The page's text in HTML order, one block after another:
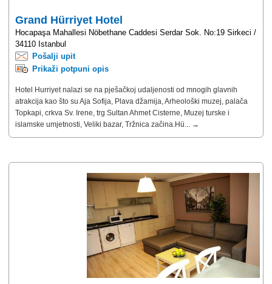
Grand Hürriyet Hotel
Hocapaşa Mahallesi Nöbethane Caddesi Serdar Sok. No:19 Sirkeci /
34110 Istanbul
Pošalji upit
Prikaži potpuni opis
Hotel Hurriyet nalazi se na pješačkoj udaljenosti od mnogih glavnih
atrakcija kao što su Aja Sofija, Plava džamija, Arheološki muzej, palača
Topkapi, crkva Sv. Irene, trg Sultan Ahmet Cisterne, Muzej turske i
islamske umjetnosti, Veliki bazar, Tržnica začina.Hü... →